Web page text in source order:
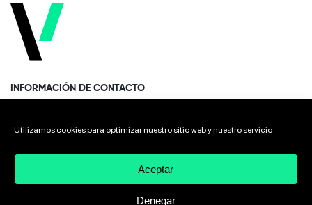
Utilizamos cookies para optimizar nuestro sitio web y nuestro servicio
Aceptar
Denegar
INFORMACIÓN DE CONTACTO
20014 Spain